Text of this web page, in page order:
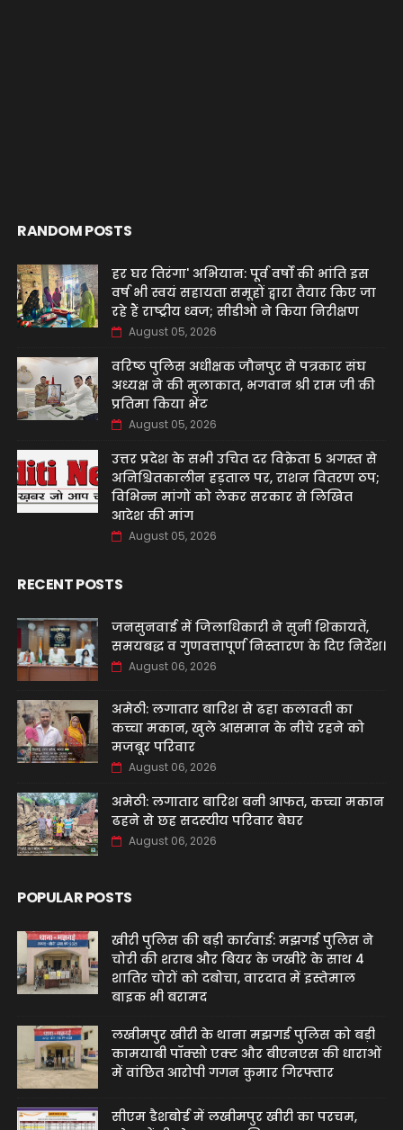
RANDOM POSTS
हर घर तिरंगा' अभियान: पूर्व वर्षों की भांति इस
वर्ष भी स्वयं सहायता समूहों द्वारा तैयार किए जा
रहे हैं राष्ट्रीय ध्वज; सीडीओ ने किया निरीक्षण
August 05, 2026
वरिष्ठ पुलिस अधीक्षक जौनपुर से पत्रकार संघ
अध्यक्ष ने की मुलाकात, भगवान श्री राम जी की
प्रतिमा किया भेंट
August 05, 2026
उत्तर प्रदेश के सभी उचित दर विक्रेता 5 अगस्त से
अनिश्चितकालीन हड़ताल पर, राशन वितरण ठप;
विभिन्न मांगों को लेकर सरकार से लिखित
आदेश की मांग
August 05, 2026
RECENT POSTS
जनसुनवाई में जिलाधिकारी ने सुनीं शिकायतें,
समयबद्ध व गुणवत्तापूर्ण निस्तारण के दिए निर्देश।
August 06, 2026
अमेठी: लगातार बारिश से ढहा कलावती का
कच्चा मकान, खुले आसमान के नीचे रहने को
मजबूर परिवार
August 06, 2026
अमेठी: लगातार बारिश बनी आफत, कच्चा मकान
ढहने से छह सदस्यीय परिवार बेघर
August 06, 2026
POPULAR POSTS
खीरी पुलिस की बड़ी कार्रवाई: मझगई पुलिस ने
चोरी की शराब और बियर के जखीरे के साथ 4
शातिर चोरों को दबोचा, वारदात में इस्तेमाल
बाइक भी बरामद
लखीमपुर खीरी के थाना मझगई पुलिस को बड़ी
कामयाबी पॉक्सो एक्ट और बीएनएस की धाराओं
में वांछित आरोपी गगन कुमार गिरफ्तार
सीएम डैशबोर्ड में लखीमपुर खीरी का परचम,